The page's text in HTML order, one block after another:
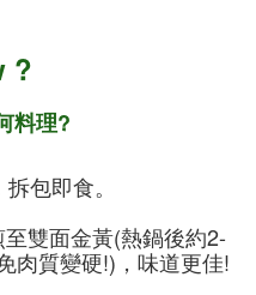
?
料理?
包即食。
雙面金黃(熱鍋後約2-
肉質變硬!)，味道更佳!